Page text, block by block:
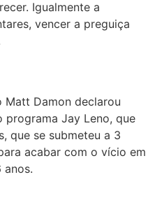
Igualmente a
vencer a preguiça
Matt Damon declarou
Jay Leno, que
que se submeteu a 3
acabar com o vício em
anos.